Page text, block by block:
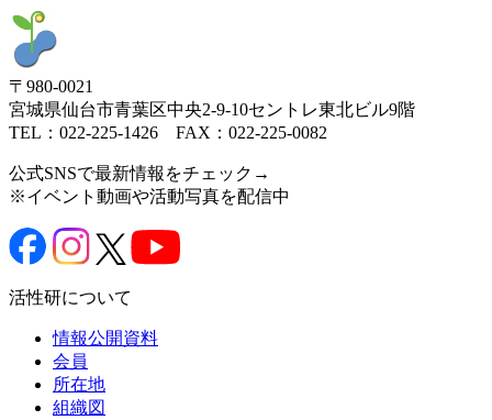
〒980-0021
宮城県仙台市青葉区中央2-9-10セントレ東北ビル9階
TEL：022-225-1426 FAX：022-225-0082
公式SNSで最新情報をチェック→
※イベント動画や活動写真を配信中
活性研について
情報公開資料
会員
所在地
組織図